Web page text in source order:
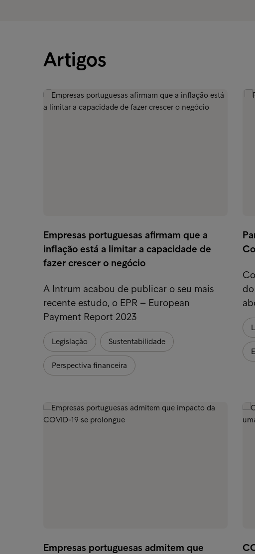
Artigos
Empresas portuguesas afirmam que a
inflação está a limitar a capacidade de
fazer crescer o negócio
A Intrum acabou de publicar o seu mais
recente estudo, o EPR – European
Payment Report 2023
Legislação Sustentabilidade
Perspectiva financeira
Empresas portuguesas admitem que